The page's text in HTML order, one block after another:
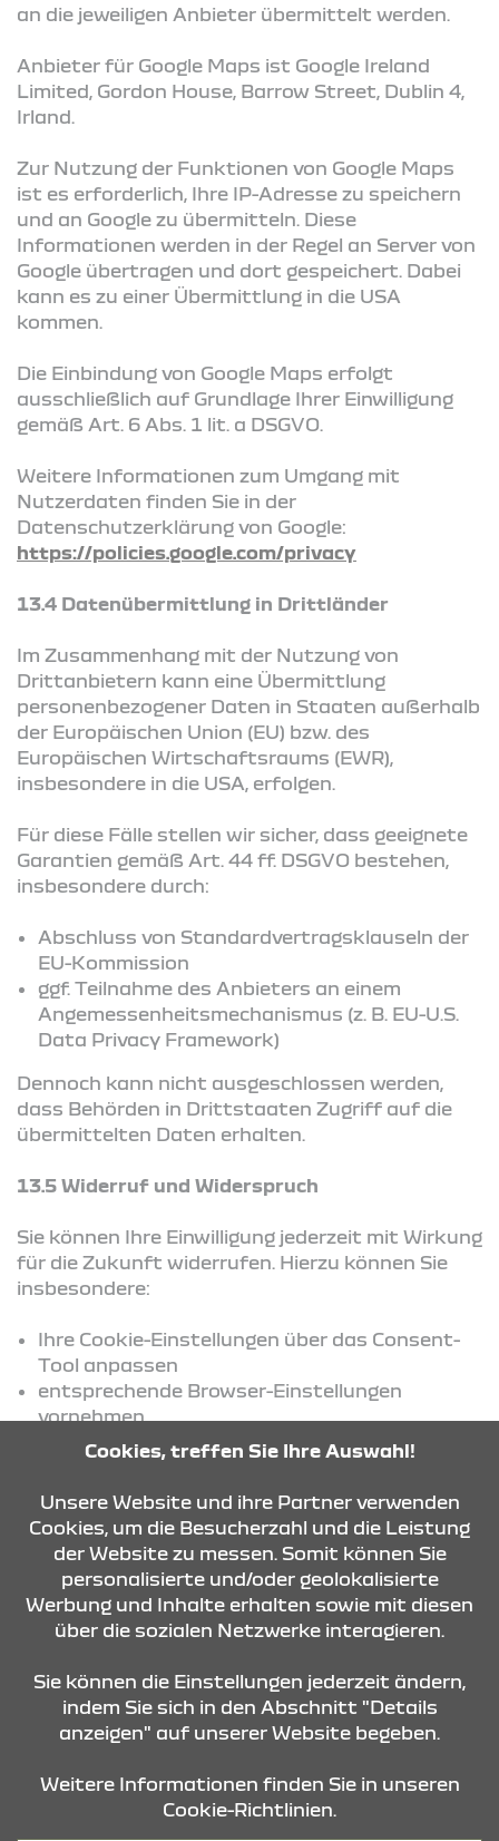
an die jeweiligen Anbieter übermittelt werden.
Anbieter für Google Maps ist Google Ireland
Limited, Gordon House, Barrow Street, Dublin 4,
Irland.
Zur Nutzung der Funktionen von Google Maps
ist es erforderlich, Ihre IP-Adresse zu speichern
und an Google zu übermitteln. Diese
Informationen werden in der Regel an Server von
Google übertragen und dort gespeichert. Dabei
kann es zu einer Übermittlung in die USA
kommen.
Die Einbindung von Google Maps erfolgt
ausschließlich auf Grundlage Ihrer Einwilligung
gemäß Art. 6 Abs. 1 lit. a DSGVO.
Weitere Informationen zum Umgang mit
Nutzerdaten finden Sie in der
Datenschutzerklärung von Google:
https://policies.google.com/privacy
13.4 Datenübermittlung in Drittländer
Im Zusammenhang mit der Nutzung von
Drittanbietern kann eine Übermittlung
personenbezogener Daten in Staaten außerhalb
der Europäischen Union (EU) bzw. des
Europäischen Wirtschaftsraums (EWR),
insbesondere in die USA, erfolgen.
Für diese Fälle stellen wir sicher, dass geeignete
Garantien gemäß Art. 44 ff. DSGVO bestehen,
insbesondere durch:
Abschluss von Standardvertragsklauseln der
EU-Kommission
ggf. Teilnahme des Anbieters an einem
Angemessenheitsmechanismus (z. B. EU-U.S.
Data Privacy Framework)
Dennoch kann nicht ausgeschlossen werden,
dass Behörden in Drittstaaten Zugriff auf die
übermittelten Daten erhalten.
13.5 Widerruf und Widerspruch
Sie können Ihre Einwilligung jederzeit mit Wirkung
für die Zukunft widerrufen. Hierzu können Sie
insbesondere:
Ihre Cookie-Einstellungen über das Consent-
Tool anpassen
entsprechende Browser-Einstellungen
vornehmen
oder Tools zur Einschränkung von Tracking
Weitere Informationen hierzu finden Sie in den
jeweiligen Datenschutzinformationen der
eingesetzten Dienste.
Cookies, treffen Sie Ihre Auswahl!
Unsere Website und ihre Partner verwenden
Cookies, um die Besucherzahl und die Leistung
der Website zu messen. Somit können Sie
personalisierte und/oder geolokalisierte
Werbung und Inhalte erhalten sowie mit diesen
über die sozialen Netzwerke interagieren.
Sie können die Einstellungen jederzeit ändern,
indem Sie sich in den Abschnitt "Details
anzeigen" auf unserer Website begeben.
Weitere Informationen finden Sie in unseren
Cookie-Richtlinien.